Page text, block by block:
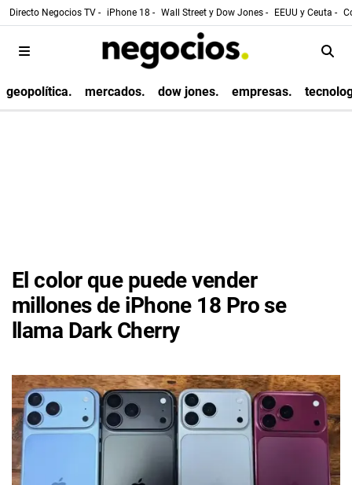
Directo Negocios TV - iPhone 18 - Wall Street y Dow Jones - EEUU y Ceuta -
geopolítica. mercados. dow jones. empresas.
El color que puede vender
millones de iPhone 18 Pro se
llama Dark Cherry